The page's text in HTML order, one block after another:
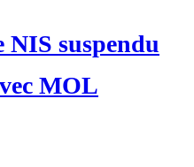
NIS suspendu
MOL